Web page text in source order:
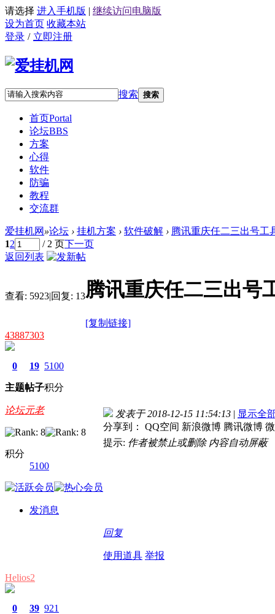
请选择 进入手机版 | 继续访问电脑版
设为首页 收藏本站
登录 / 立即注册
搜索 搜索
首页Portal
论坛BBS
方案
心得
软件
防骗
教程
交流群
爱挂机网 »论坛 › 挂机方案 › 软件破解 › 腾讯重庆任二三出号工
12 / 2 页下一页
返回列表
查看: 5923|回复: 13腾讯重庆任二三出号
[复制链接]
43887303
0
主题
19
帖子
5100
积分
论坛元老
积分
5100
发消息
发表于 2018-12-15 11:54:13 | 显示全
分享到：
QQ空间 新浪微博 腾讯微博
提示: 作者被禁止或删除 内容自动屏蔽
回复
使用道具 举报
Helios2
0 39 921